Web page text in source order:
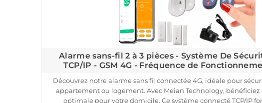
Alarme sans-fil 2 à 3 pièces - Système De
TCP/IP - GSM 4G - Fréquence de
Découvrez notre alarme sans fil connectée 4G, idéale pour
appartement ou logement. Avec Meian Technology,
optimale pour votre domicile. Ce système connecté TCP/IP